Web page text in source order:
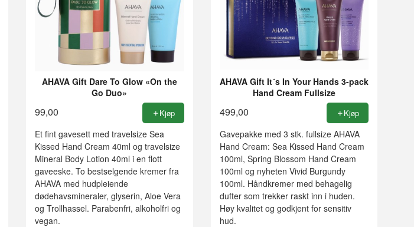
AHAVA Gift Dare To Glow «On the
Go Duo»
99,00 Kjøp
Et fint gavesett med travelsize Sea
Kissed Hand Cream 40ml og travelsize
Mineral Body Lotion 40ml i en flott
gaveeske. To bestselgende kremer fra
AHAVA med hudpleiende
dødehavsmineraler, glyserin, Aloe Vera
og Trollhassel. Parabenfri, alkoholfri og
vegan.
AHAVA Gift It´s In Your Hands 3-pack
Hand Cream Fullsize
499,00 Kjøp
Gavepakke med 3 stk. fullsize AHAVA
Hand Cream: Sea Kissed Hand Cream
100ml, Spring Blossom Hand Cream
100ml og nyheten Vivid Burgundy
100ml. Håndkremer med behagelig
dufter som trekker raskt inn i huden.
Høy kvalitet og godkjent for sensitiv
hud.